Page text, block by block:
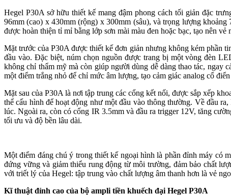
Hegel P30A sở hữu thiết kế mang đậm phong cách tối giản đặc
96mm (cao) x 430mm (rộng) x 300mm (sâu), và trọng lượng
được hoàn thiện tỉ mỉ bằng lớp sơn mài màu đen hoặc bạc, tạo nên
Mặt trước của P30A được thiết kế đơn giản nhưng không kém phần
đầu vào. Đặc biệt, núm chọn nguồn được trang bị một vòng đèn
không chỉ thẩm mỹ mà còn giúp người dùng dễ dàng thao tác, ngay
một điểm trắng nhỏ để chỉ mức âm lượng, tạo cảm giác analog cổ
Mặt sau của P30A là nơi tập trung các cổng kết nối, được sắp xếp
thể cấu hình để hoạt động như một đầu vào thông thường. Về đầu
lúc. Ngoài ra, còn có cổng IR 3.5mm và đầu ra trigger 12V, tăng
tối ưu và độ bền lâu dài.
Một điểm đáng chú ý trong thiết kế ngoại hình là phần đỉnh máy có
đứng vững và giảm thiểu rung động từ môi trường, đảm bảo chất
với triết lý của Hegel: tập trung vào chất lượng âm thanh hơn là vẻ
Kĩ thuật đỉnh cao của bộ ampli tiền khuếch đại Hegel P30A